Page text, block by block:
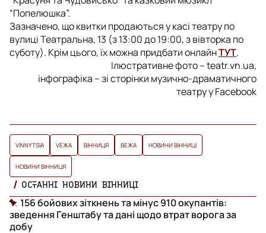
“Попелюшка”.
Зазначено, що квитки продаються у касі театру по
вулиці Театральна, 13 (з 13:00 до 19:00, з вівторка по
суботу). Крім цього, їх можна придбати онлайнТУТ.
Ілюстративне фото – teatr.vn.ua,
інфографіка – зі сторінки музично-драматичного
театру у Facebook
VINNYTSIA VЕЖА ВІННИЦЯ ВЕЖА НОВИНИ ВІННИЦІ
НОВИНИ ВІННИЦЯ
ОСТАННІ НОВИНИ ВІННИЦІ
156 бойових зіткнень та мінус 910 окупантів:
зведення Генштабу та дані щодо втрат ворога за
добу